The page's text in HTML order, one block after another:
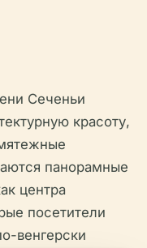
Сеченьи
красоту,
панорамные
центра
посетители
венгерски